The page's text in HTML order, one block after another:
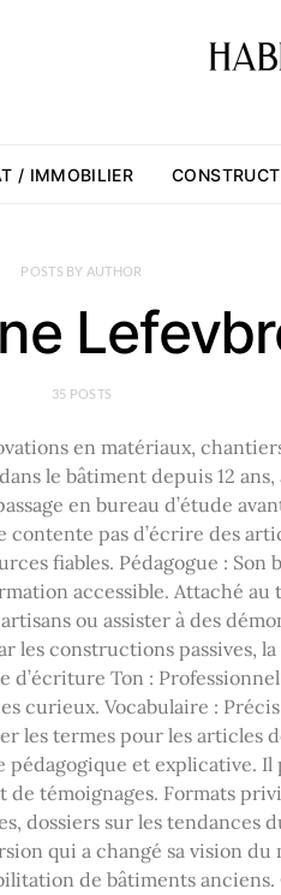
/ IMMOBILIER
POSTS BY AUTHOR
35 POSTS
en matériaux,
le bâtiment depuis 12
en bureau d’étude
pas d’écrire des
fiables. Pédagogue : Son
accessible. Attaché
ou assister à des
les constructions passives,
d’écriture Ton :
curieux. Vocabulaire :
les termes pour les articles
et explicative.
de témoignages. Formats
dossiers sur les tendances
qui a changé sa vision du
de bâtiments